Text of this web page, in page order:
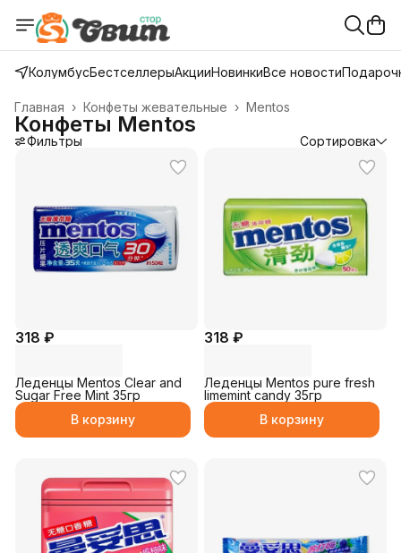
КолумбусБестселлерыАкцииНовинкиВсе новости
Mentos
Конфеты жевательные ›
Главная ›
Конфеты Mentos
Фильтры Сортировка
318 ₽
Леденцы Mentos Clear and
Sugar Free Mint 35гр
В корзину
318 ₽
Леденцы Mentos pure fresh
limemint candy 35гр
В корзину